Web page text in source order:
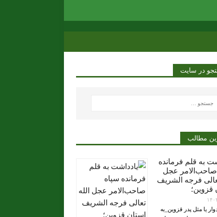
در سایت
مطالب
به قلم فرمانده
صاحب‌الامر عجل
فرجه الشریف
قزوین؛
۱۰
یا مثل پدر قزوین_به